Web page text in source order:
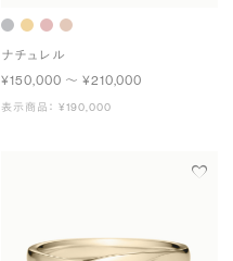
ナチュレル
¥150,000 〜 ¥210,000
表示商品： ¥190,000